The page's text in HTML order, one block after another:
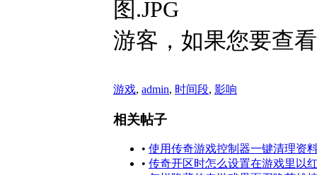
游客，如果您要查
游戏, admin, 时间段, 影响
相关帖子
• 使用传奇游戏控制器一键清理资
• 传奇开区时怎么设置在游戏里以